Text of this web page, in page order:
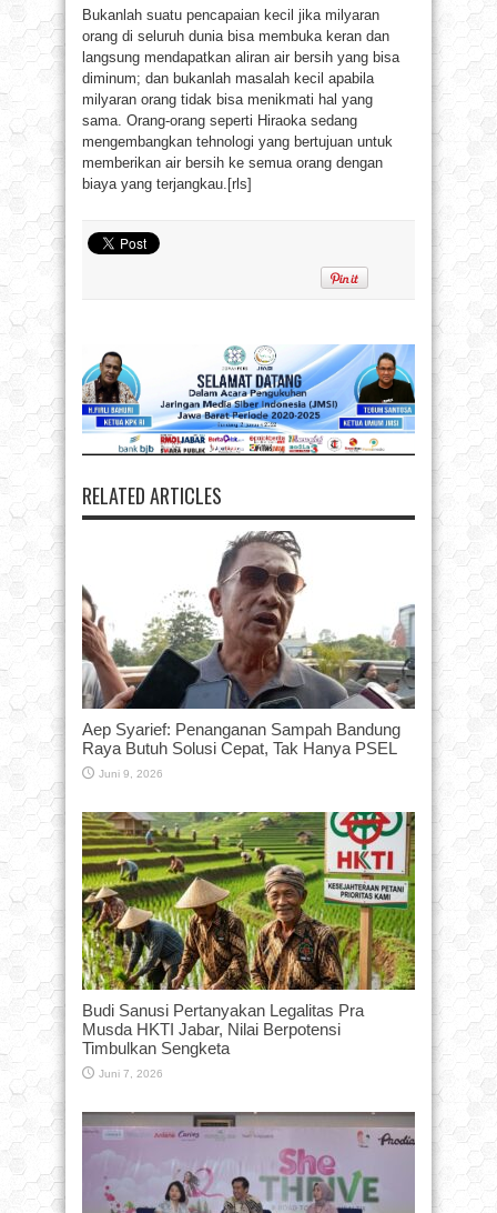
Bukanlah suatu pencapaian kecil jika milyaran
orang di seluruh dunia bisa membuka keran dan
langsung mendapatkan aliran air bersih yang bisa
diminum; dan bukanlah masalah kecil apabila
milyaran orang tidak bisa menikmati hal yang
sama. Orang-orang seperti Hiraoka sedang
mengembangkan tehnologi yang bertujuan untuk
memberikan air bersih ke semua orang dengan
biaya yang terjangkau.[rls]
RELATED ARTICLES
Aep Syarief: Penanganan Sampah Bandung
Raya Butuh Solusi Cepat, Tak Hanya PSEL
Juni 9, 2026
Budi Sanusi Pertanyakan Legalitas Pra
Musda HKTI Jabar, Nilai Berpotensi
Timbulkan Sengketa
Juni 7, 2026